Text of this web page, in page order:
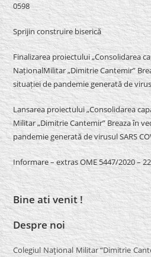
0598
Sprijin construire biserică
Finalizarea proiectului „Consolidarea
NaționalMilitar „Dimitrie Cantemir”
situației de pandemie generată de
Lansarea proiectului „Consolidarea
Militar „Dimitrie Cantemir” Breaza în
pandemie generată de virusul SARS
Informare – extras OME 5447/2020 –
Bine ati venit !
Despre noi
Colegiul Naţional Militar “Dimitrie